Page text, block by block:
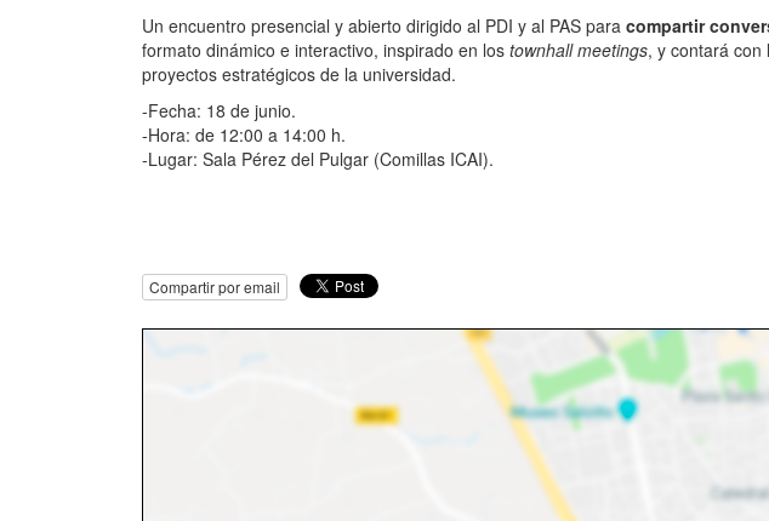
Un encuentro presencial y abierto dirigido al PDI y al PAS para compartir
formato dinámico e interactivo, inspirado en los townhall meetings, y contará con
proyectos estratégicos de la universidad.
-Fecha: 18 de junio.
-Hora: de 12:00 a 14:00 h.
-Lugar: Sala Pérez del Pulgar (Comillas ICAI).
Compartir por email